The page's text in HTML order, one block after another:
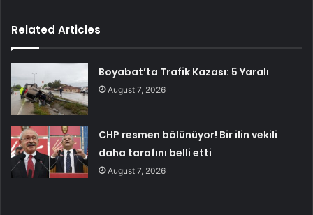
Related Articles
Boyabat’ta Trafik Kazası: 5 Yaralı
August 7, 2026
CHP resmen bölünüyor! Bir ilin vekili
daha tarafını belli etti
August 7, 2026